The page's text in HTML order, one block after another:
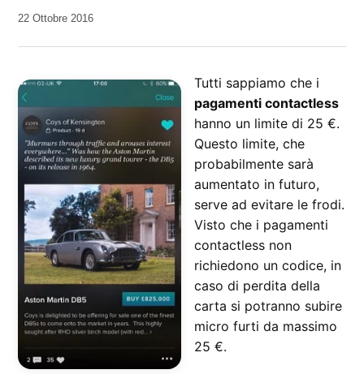
da
22 Ottobre 2016
Tutti sappiamo che i
pagamenti contactless
hanno un limite di 25 €.
Questo limite, che
probabilmente sarà
aumentato in futuro,
serve ad evitare le frodi.
Visto che i pagamenti
contactless non
richiedono un codice, in
caso di perdita della
carta si potranno subire
micro furti da massimo
25 €.